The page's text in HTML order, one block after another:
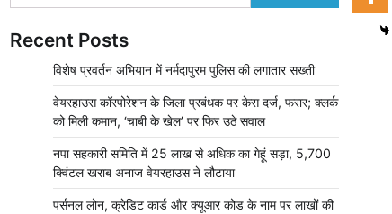
Recent Posts
विशेष प्रवर्तन अभियान में नर्मदापुरम पुलिस की लगातार सख्ती
वेयरहाउस कॉरपोरेशन के जिला प्रबंधक पर केस दर्ज, फरार; क्लर्क
को मिली कमान, ‘चाबी के खेल’ पर फिर उठे सवाल
नपा सहकारी समिति में 25 लाख से अधिक का गेहूं सड़ा, 5,700
क्विंटल खराब अनाज वेयरहाउस ने लौटाया
पर्सनल लोन, क्रेडिट कार्ड और क्यूआर कोड के नाम पर लाखों की